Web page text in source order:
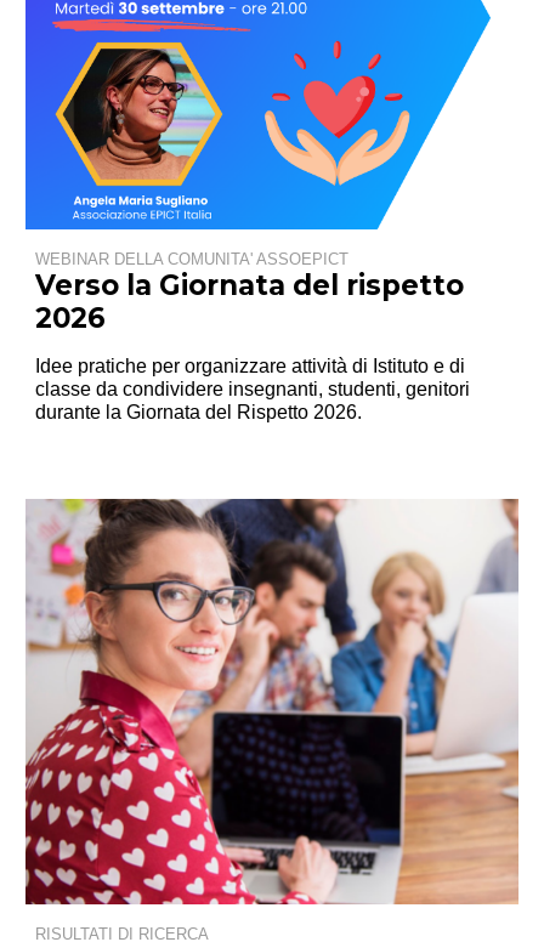
WEBINAR DELLA COMUNITA' ASSOEPICT
Verso la Giornata del rispetto
2026
Idee pratiche per organizzare attività di Istituto e di
classe da condividere insegnanti, studenti, genitori
durante la Giornata del Rispetto 2026.
RISULTATI DI RICERCA